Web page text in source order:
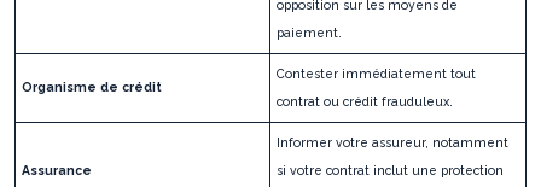
opposition sur les moyens de
paiement.
Organisme de crédit
Contester immédiatement tout
contrat ou crédit frauduleux.
Assurance
Informer votre assureur, notamment
si votre contrat inclut une protection